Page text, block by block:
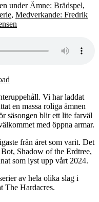
under Ämne: Brädspel,
, Medverkande: Fredrik
Vi har laddat
en massa roliga ämnen
säsongen blir ett lite farväl
med öppna armar.
från året som varit. Det
Shadow of the Erdtree,
som lyst upp vårt 2024.
av hela olika slag i
The Hardacres.